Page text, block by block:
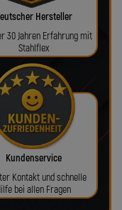
Hersteller
30 Jahren Erfahrung mit
Stahlflex
Kundenservice
Kontakt und schnelle
bei allen Fragen